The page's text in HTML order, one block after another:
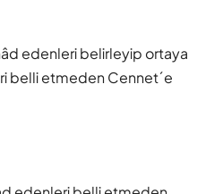
edenleri belirleyip ortaya
belli etmeden Cennet´e